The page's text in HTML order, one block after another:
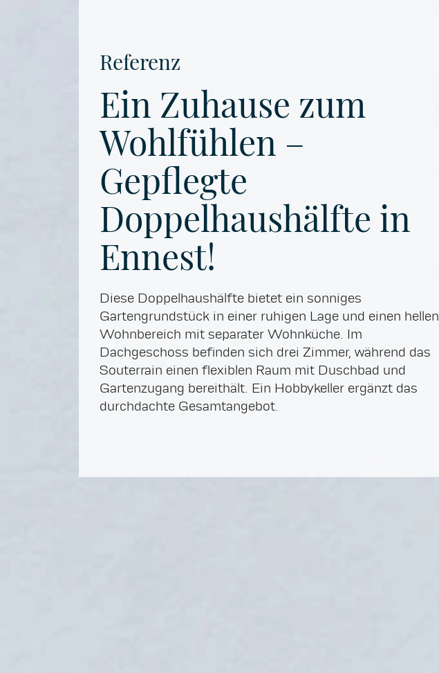
Referenz
Ein Zuhause zum
Wohlfühlen –
Gepflegte
Doppelhaushälfte in
Ennest!
Diese Doppelhaushälfte bietet ein sonniges
Gartengrundstück in einer ruhigen Lage und einen hellen
Wohnbereich mit separater Wohnküche. Im
Dachgeschoss befinden sich drei Zimmer, während das
Souterrain einen flexiblen Raum mit Duschbad und
Gartenzugang bereithält. Ein Hobbykeller ergänzt das
durchdachte Gesamtangebot.